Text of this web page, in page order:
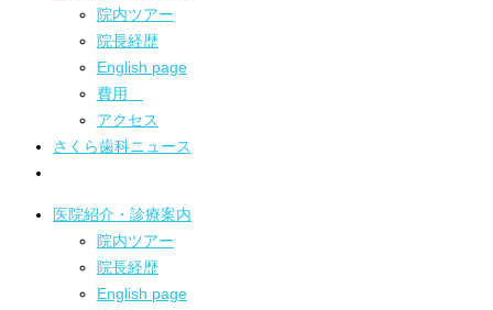
院内ツアー
院長経歴
English page
費用
アクセス
さくら歯科ニュース
医院紹介・診療案内
院内ツアー
院長経歴
English page